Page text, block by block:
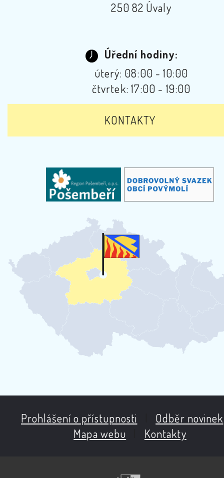
250 82 Úvaly
Úřední hodiny:
úterý: 08:00 - 10:00
čtvrtek: 17:00 - 19:00
KONTAKTY
Prohlášení o přístupnosti Odběr novinek
Mapa webu
Kontakty